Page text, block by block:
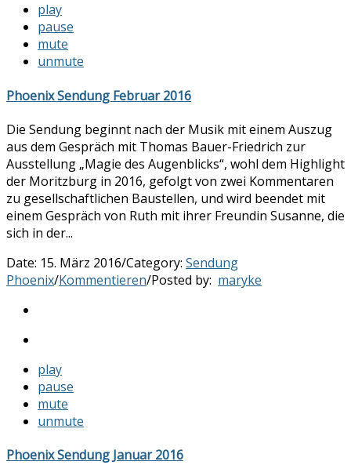
play
pause
mute
unmute
Phoenix Sendung Februar 2016
Die Sendung beginnt nach der Musik mit einem Auszug
aus dem Gespräch mit Thomas Bauer-Friedrich zur
Ausstellung „Magie des Augenblicks“, wohl dem Highlight
der Moritzburg in 2016, gefolgt von zwei Kommentaren
zu gesellschaftlichen Baustellen, und wird beendet mit
einem Gespräch von Ruth mit ihrer Freundin Susanne, die
sich in der...
Date: 15. März 2016/Category: Sendung
Phoenix/Kommentieren/Posted by: maryke
play
pause
mute
unmute
Phoenix Sendung Januar 2016